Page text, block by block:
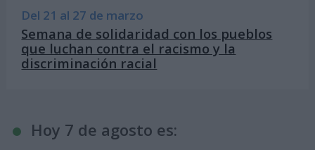
Del 21 al 27 de marzo
Semana de solidaridad con los pueblos
que luchan contra el racismo y la
discriminación racial
Hoy 7 de agosto es: